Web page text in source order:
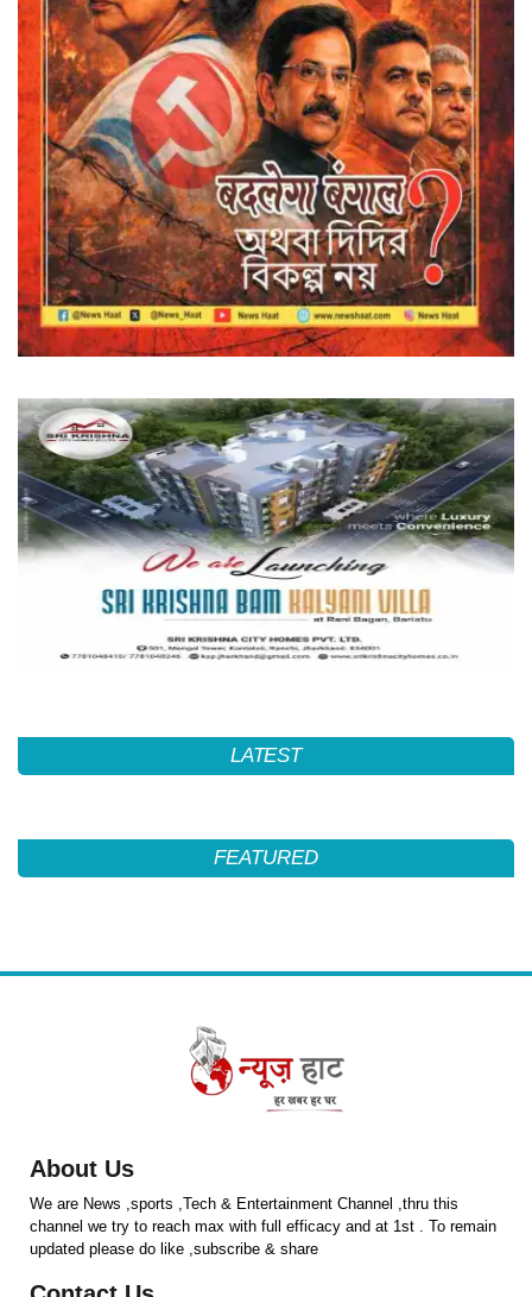
LATEST
FEATURED
About Us
We are News ,sports ,Tech & Entertainment Channel ,thru this
channel we try to reach max with full efficacy and at 1st . To remain
updated please do like ,subscribe & share